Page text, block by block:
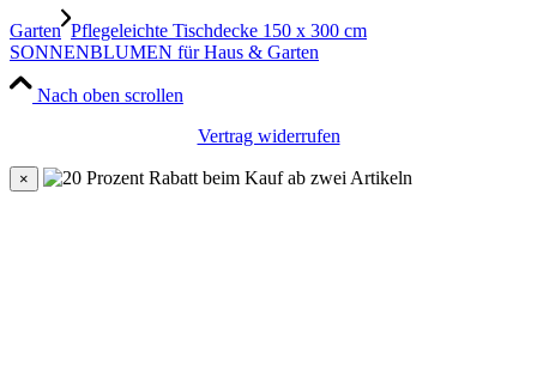
Garten Pflegeleichte Tischdecke 150 x 300 cm
SONNENBLUMEN für Haus & Garten
Nach oben scrollen
Vertrag widerrufen
×